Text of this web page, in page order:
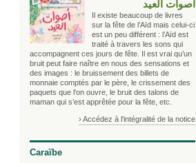
أصوات العيد
Il existe beaucoup de livres
sur la fête de l’Aïd mais celui-ci
est un peu différent : l’Aïd est
traité à travers les sons qui
accompagnent ces jours de fête. Il est vrai qu’un
bruit peut faire naître en nous des sensations et
des images : le bruissement des billets de
monnaie comptés par le père, le crissement des
paquets que l'on ouvre, le bruit des talons de
maman qui s’est apprêtée pour la fête, etc.
› Accédez à l'intégralité de la notice
Caraïbe